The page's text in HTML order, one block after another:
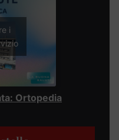
i
Ortopedia